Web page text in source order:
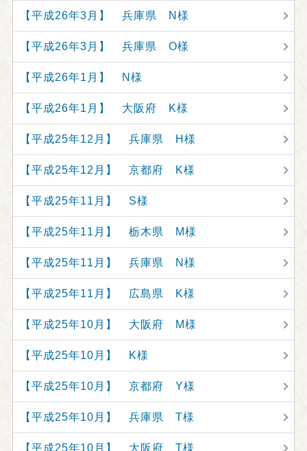
【平成26年3月】 兵庫県 N様
【平成26年3月】 兵庫県 O様
【平成26年1月】 N様
【平成26年1月】 大阪府 K様
【平成25年12月】 兵庫県 H様
【平成25年12月】 京都府 K様
【平成25年11月】 S様
【平成25年11月】 栃木県 M様
【平成25年11月】 兵庫県 N様
【平成25年11月】 広島県 K様
【平成25年10月】 大阪府 M様
【平成25年10月】 K様
【平成25年10月】 京都府 Y様
【平成25年10月】 兵庫県 T様
【平成25年10月】 大阪府 T様